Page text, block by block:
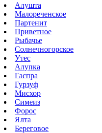
Алушта
Малореченское
Партенит
Приветное
Рыбачье
Солнечногорское
Утес
Алупка
Гаспра
Гурзуф
Мисхор
Симеиз
Форос
Ялта
Береговое